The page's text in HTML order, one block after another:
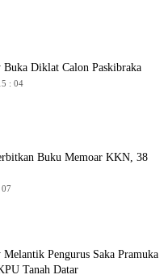
Buka Diklat Calon Paskibraka
: 04
Buku Memoar KKN, 38
Pengurus Saka Pramuka
Tanah Datar